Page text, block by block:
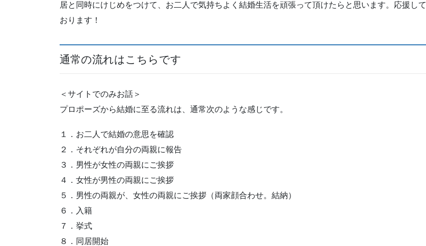
居と同時にけじめをつけて、お二人で気持ちよく結婚生活を頑張って頂けたらと思います。応援して
おります！
通常の流れはこちらです
＜サイトでのみお話＞
プロポーズから結婚に至る流れは、通常次のような感じです。
１．お二人で結婚の意思を確認
２．それぞれが自分の両親に報告
３．男性が女性の両親にご挨拶
４．女性が男性の両親にご挨拶
５．男性の両親が、女性の両親にご挨拶（両家顔合わせ。結納）
６．入籍
７．挙式
８．同居開始